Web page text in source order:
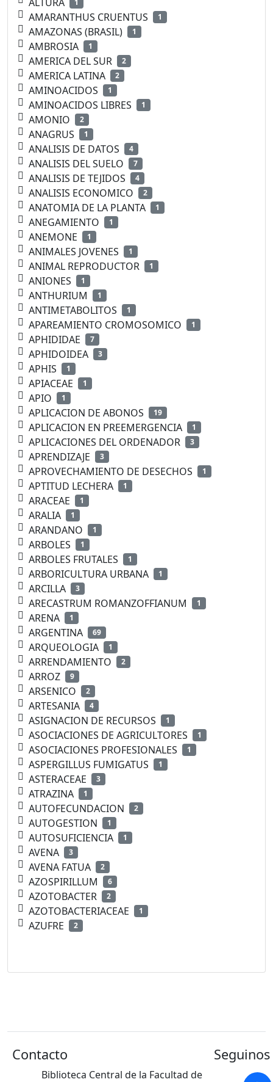
1
AMARANTHUS CRUENTUS 1
AMAZONAS (BRASIL) 1
AMBROSIA 1
AMERICA DEL SUR 2
AMERICA LATINA 2
AMINOACIDOS 1
AMINOACIDOS LIBRES 1
AMONIO 2
ANAGRUS 1
ANALISIS DE DATOS 4
ANALISIS DEL SUELO 7
ANALISIS DE TEJIDOS 4
ANALISIS ECONOMICO 2
ANATOMIA DE LA PLANTA 1
ANEGAMIENTO 1
ANEMONE 1
ANIMALES JOVENES 1
ANIMAL REPRODUCTOR 1
ANIONES 1
ANTHURIUM 1
ANTIMETABOLITOS 1
APAREAMIENTO CROMOSOMICO 1
APHIDIDAE 7
APHIDOIDEA 3
APHIS 1
APIACEAE 1
APIO 1
APLICACION DE ABONOS 19
APLICACION EN PREEMERGENCIA 1
APLICACIONES DEL ORDENADOR 3
APRENDIZAJE 3
APROVECHAMIENTO DE DESECHOS 1
APTITUD LECHERA 1
ARACEAE 1
ARALIA 1
ARANDANO 1
ARBOLES 1
ARBOLES FRUTALES 1
ARBORICULTURA URBANA 1
ARCILLA 3
ARECASTRUM ROMANZOFFIANUM 1
ARENA 1
ARGENTINA 69
ARQUEOLOGIA 1
ARRENDAMIENTO 2
ARROZ 9
ARSENICO 2
ARTESANIA 4
ASIGNACION DE RECURSOS 1
ASOCIACIONES DE AGRICULTORES 1
ASOCIACIONES PROFESIONALES 1
ASPERGILLUS FUMIGATUS 1
ASTERACEAE 3
ATRAZINA 1
AUTOFECUNDACION 2
AUTOGESTION 1
AUTOSUFICIENCIA 1
AVENA 3
AVENA FATUA 2
AZOSPIRILLUM 6
AZOTOBACTER 2
AZOTOBACTERIACEAE 1
AZUFRE 2
Contacto
Biblioteca Central de la Facultad de